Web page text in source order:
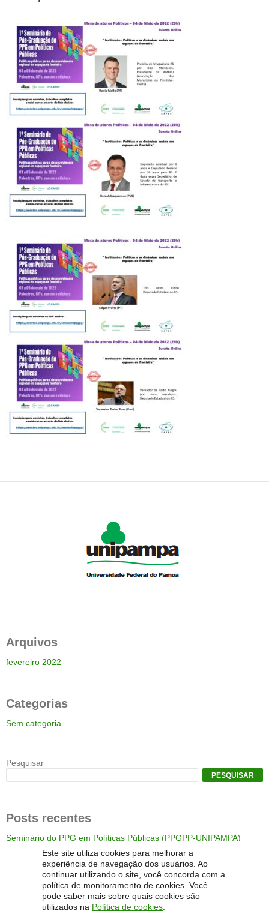
Este site utiliza cookies para melhorar a
experiência de navegação dos usuários. Ao
continuar utilizando o site, você concorda com a
política de monitoramento de cookies. Você
pode saber mais sobre quais cookies são
utilizados na Política de cookies
Arquivos
fevereiro 2022
Categorias
Sem categoria
Pesquisar
PESQUISAR
Posts recentes
Seminário do PPG em Políticas Públicas (PPGPP-UNIPAMPA)
Comentários
Um comentarista do WordPressemSeminário do PPG em Políticas
Públicas (PPGPP-UNIPAMPA)